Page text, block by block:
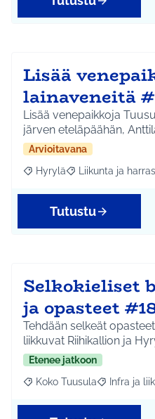
Lisää
lainaveneitä
Lisää venepaikkoja
järven eteläpäähän,
Arvioitavana
Rajaa tulokset aihepiirin
Hyrylä Rajaa tulokset
Liikunta ja
Tutustu
Selkokieliset
ja opasteet
Tehdään selkeät
liikkuvat Riihikallion ja
Etenee jatkoon
Rajaa tulokset aihepiirin
Koko Tuusula RajaaInfra ja